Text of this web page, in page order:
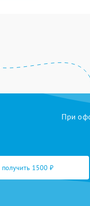
При
получить 1500 ₽